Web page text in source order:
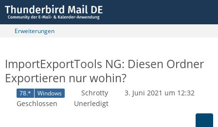
Erweiterungen
ImportExportTools NG: Diesen Ordner
Exportieren nur wohin?
78.* Windows Schrotty
3. Juni 2021 um 12:32
Geschlossen
Unerledigt